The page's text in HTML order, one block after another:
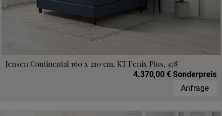
Jensen Continental 160 x 210 cm, KT Fenix Plus, 478
4.370,00 € Sonderpreis
Anfrage